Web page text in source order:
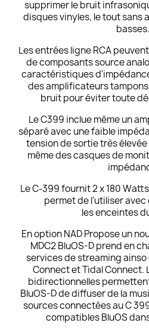
supprimer le bruit
disques vinyles, le tout sans
basses.
Les entrées ligne RCA
de composants source
caractéristiques
des amplificateurs
bruit pour éviter toute
Le C399 inclue même un
séparé avec une faible
tension de sortie très
même des casques de
Le C-399 fournit 2 x 180
permet de l'utiliser
lesenceintes
En option NAD Propose un
MDC2 BluOS-D prend en
services de streaming
Connect et Tidal Connect.
bidirectionnelles
BluOS-D de diffuser de la
sources connectées au C
compatibles BluOS